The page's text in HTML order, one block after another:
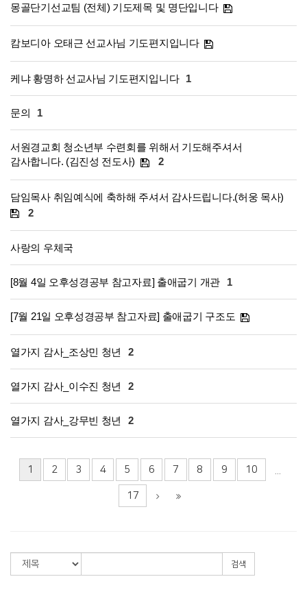
몽골단기선교팀 (전체) 기도제목 및 명단입니다
캄보디아 오태근 선교사님 기도편지입니다
케냐 황명하 선교사님 기도편지입니다 1
문의 1
서원경교회 청소년부 수련회를 위해서 기도해주셔서
감사합니다. (김진성 전도사)
2
담임목사 취임예식에 축하해 주셔서 감사드립니다.(허웅 목사)
2
사랑의 우체국
[8월 4일 오후성경공부 참고자료] 출애굽기 개관 1
[7월 21일 오후성경공부 참고자료] 출애굽기 구조도
열가지 감사_조상민 청년 2
열가지 감사_이수진 청년 2
열가지 감사_강무빈 청년 2
1 2 3 4 5 6 7 8 9 10
17
검색